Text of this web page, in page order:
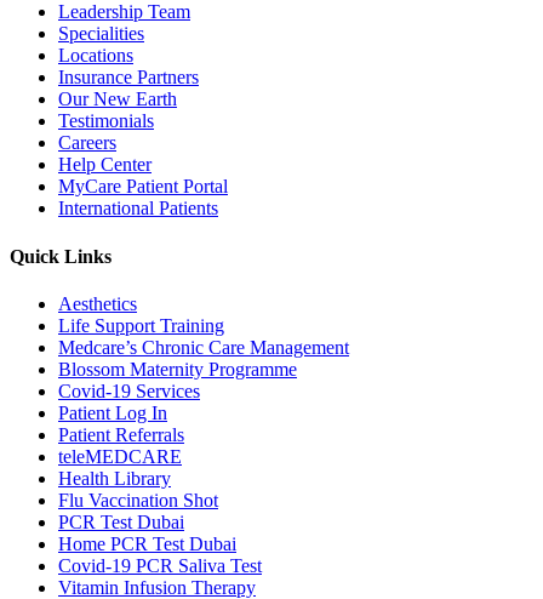
Leadership Team
Specialities
Locations
Insurance Partners
Our New Earth
Testimonials
Careers
Help Center
MyCare Patient Portal
International Patients
Quick Links
Aesthetics
Life Support Training
Medcare’s Chronic Care Management
Blossom Maternity Programme
Covid-19 Services
Patient Log In
Patient Referrals
teleMEDCARE
Health Library
Flu Vaccination Shot
PCR Test Dubai
Home PCR Test Dubai
Covid-19 PCR Saliva Test
Vitamin Infusion Therapy